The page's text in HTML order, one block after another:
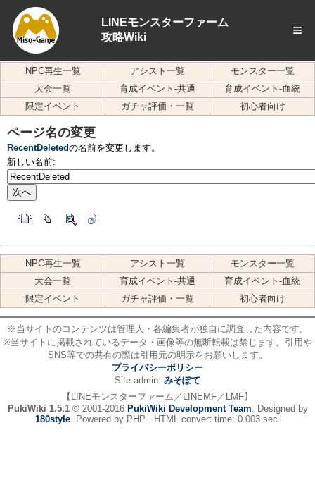
LINEモンスターファーム
攻略Wiki
≡
NPC再生一覧 アシスト一覧
モンスター一覧
大会一覧
育成イベント-共通
育成イベント-血統
限定イベント
ガチャ評価・一覧 初心者向け
ページ名の変更
RecentDeletedの名前を変更します。
新しい名前:
NPC再生一覧 アシスト一覧
モンスター一覧
大会一覧
育成イベント-共通
育成イベント-血統
限定イベント
ガチャ評価・一覧 初心者向け
※当サイトのコンテンツは管理人・各編集者が独自に調査した内容です。
※当サイトに掲載されているデータ・画像等の無断転載は禁じます。引用や
SNS等での共有の際は引用元の明示をお願いします。
プライバシーポリシー
Site admin: みそぽて
【LINEモンスターファーム／LINEMF／LMF】
PukiWiki 1.5.1© 2001-2016 PukiWiki Development Team . Designed by
180style. Powered by PHP . HTML convert time: 0.003 sec.